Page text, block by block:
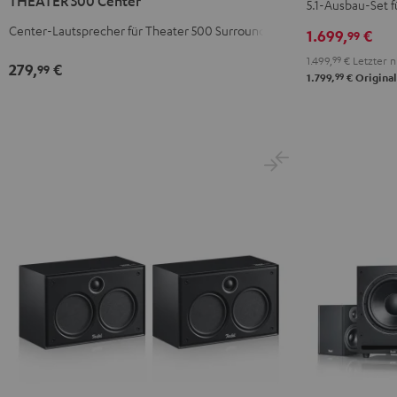
Center
Schwarz
Center-Lautsprecher für Theater 500 Surround
279,99 €
Set
Surround"
Anthrazit
Set
Surround"
Weiß
5.1-Ausbau-Set
1.699,99 €
1.499, 99 € Letzter
1.799,99 €